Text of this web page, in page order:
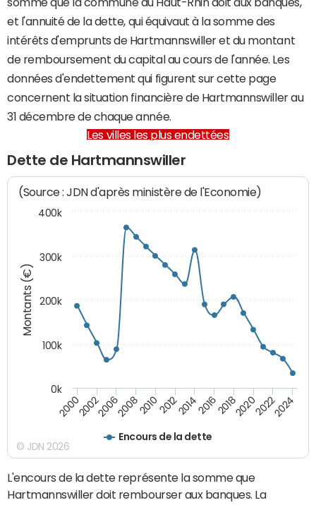
et l'annuité de la dette, qui équivaut à la somme des
intérêts d'emprunts de Hartmannswiller et du montant
de remboursement du capital au cours de l'année. Les
données d'endettement qui figurent sur cette page
concernent la situation financière de Hartmannswiller au
31 décembre de chaque année.
Les villes les plus endettées
Dette de Hartmannswiller
Montants (€)
(Source : JDN d'après ministère de l'Economie)
Encours de la dette
200020022006200820102012201420162018202020222024
0k
100k
200k
300k
400k
© JDN 2026
L'encours de la dette représente la somme que
Hartmannswiller doit rembourser aux banques. La